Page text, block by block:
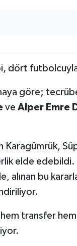
futbolcuyla
göre;
ve Alper Emre
elde edebildi.
alınan bu
transfer